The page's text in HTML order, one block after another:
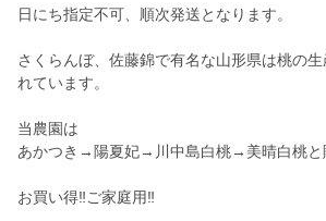
日にち指定不可、順次発送となります。
さくらんぼ、佐藤錦で有名な山形県は桃の
れています。
当農園は
あかつき→陽夏妃→川中島白桃→美晴白桃と
お買い得‼︎ご家庭用‼︎